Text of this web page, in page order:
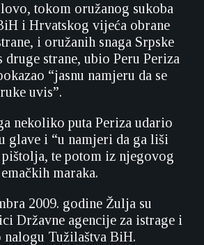
tokom oružanog sukoba
i Hrvatskog vijeća obrane
i oružanih snaga Srpske
strane, ubio Peru Periza
“jasnu namjeru da se
uvis”.
nekoliko puta Periza udario
glave i “u namjeri da ga liši
te potom iz njegovog
maraka.
2009. godine Žulja su
Državne agencije za istrage i
nalogu Tužilaštva BiH.